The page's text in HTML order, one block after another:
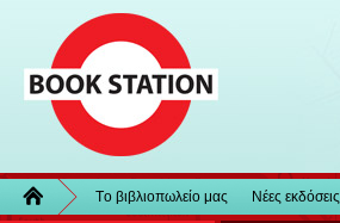
Τo βιβλιοπωλείo μας Νέες εκδόσεις